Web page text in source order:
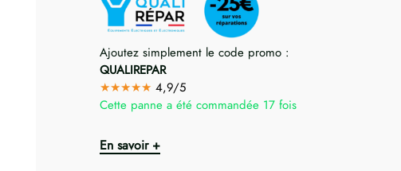
Ajoutez simplement le code promo :
QUALIREPAR
★★★★★ 4,9/5
Cette panne a été commandée 17 fois
En savoir +